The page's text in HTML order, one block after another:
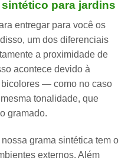
para jardins
entregar para você os
um dos diferenciais
a proximidade de
acontece devido à
— como no caso
tonalidade, que
gramado.
grama sintética tem o
externos. Além